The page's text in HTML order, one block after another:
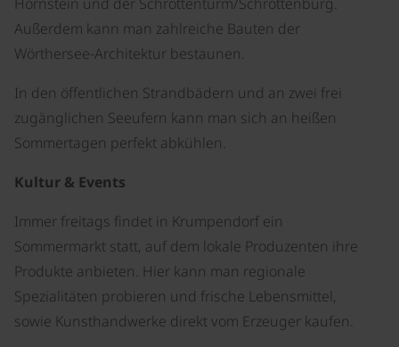
Außerdem kann man zahlreiche Bauten der
Wörthersee-Architektur bestaunen.
In den öffentlichen Strandbädern und an zwei frei
zugänglichen Seeufern kann man sich an heißen
Sommertagen perfekt abkühlen.
Kultur & Events
Immer freitags findet in Krumpendorf ein
Sommermarkt statt, auf dem lokale Produzenten ihre
Produkte anbieten. Hier kann man regionale
Spezialitäten probieren und frische Lebensmittel,
sowie Kunsthandwerke direkt vom Erzeuger kaufen.